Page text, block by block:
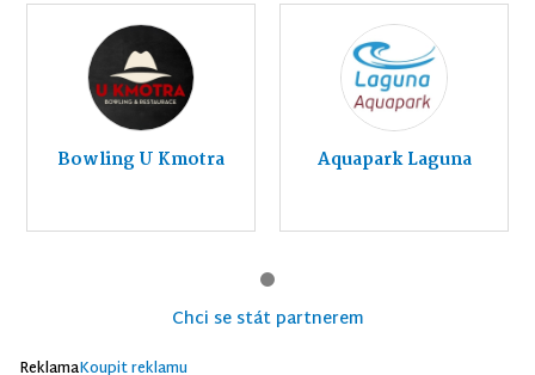
Bowling U Kmotra Aquapark Laguna
Chci se stát partnerem
ReklamaKoupit reklamu